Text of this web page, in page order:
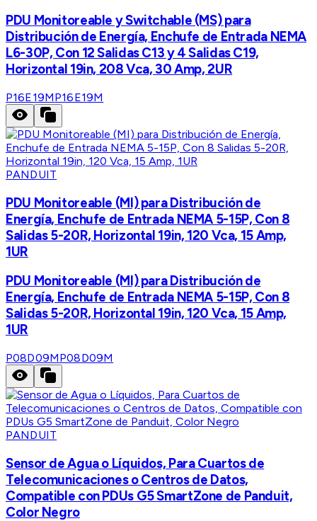
PDU Monitoreable y Switchable (MS) para
Distribución de Energía, Enchufe de Entrada NEMA
L6-30P, Con 12 Salidas C13 y 4 Salidas C19,
Horizontal 19in, 208 Vca, 30 Amp, 2UR
P16E19MP16E19M
PANDUIT
PDU Monitoreable (MI) para Distribución de
Energía, Enchufe de Entrada NEMA 5-15P, Con 8
Salidas 5-20R, Horizontal 19in, 120 Vca, 15 Amp,
1UR
PDU Monitoreable (MI) para Distribución de
Energía, Enchufe de Entrada NEMA 5-15P, Con 8
Salidas 5-20R, Horizontal 19in, 120 Vca, 15 Amp,
1UR
P08D09MP08D09M
PANDUIT
Sensor de Agua o Líquidos, Para Cuartos de
Telecomunicaciones o Centros de Datos,
Compatible con PDUs G5 SmartZone de Panduit,
Color Negro